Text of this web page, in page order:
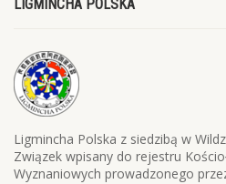
LIGMINCHA POLSKA
Ligmincha Polska z siedzibą w
Związek wpisany do rejestru
Wyznaniowych prowadzonego